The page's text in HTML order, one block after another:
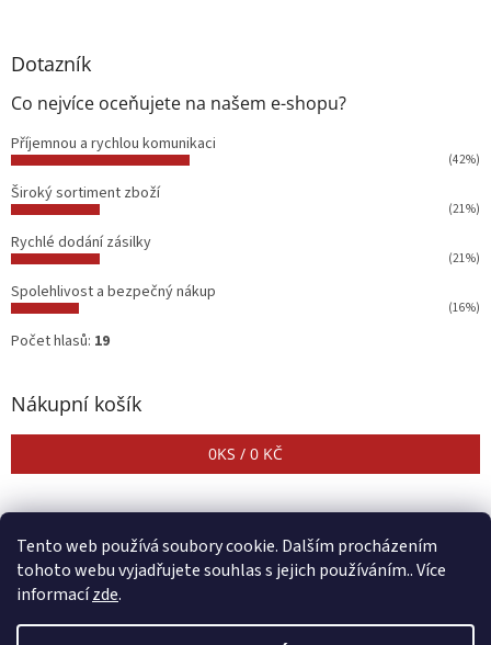
Tento web používá soubory cookie. Dalším procházením
tohoto webu vyjadřujete souhlas s jejich používáním.. Více
informacízde.
Dotazník
Co nejvíce oceňujete na našem e-shopu?
Příjemnou a rychlou komunikaci
(42%)
Široký sortiment zboží
(21%)
Rychlé dodání zásilky
(21%)
Spolehlivost a bezpečný nákup
(16%)
Počet hlasů: 19
Nákupní košík
0KS / 0 KČ